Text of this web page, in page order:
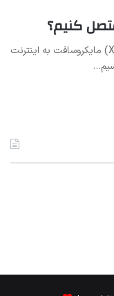
آموزش وصل کردن ایکس باکس وان (Xbox One) مایکروسافت به اینترنت